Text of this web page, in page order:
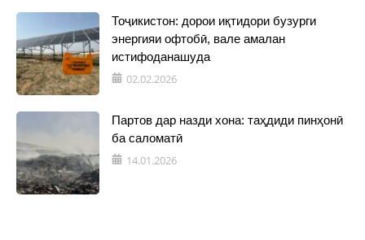
Тоҷикистон: дорои иқтидори бузурги
энергияи офтобӣ, вале амалан
истифоданашуда
02.02.2026
Партов дар назди хона: таҳдиди пинҳонӣ
ба саломатӣ
14.01.2026